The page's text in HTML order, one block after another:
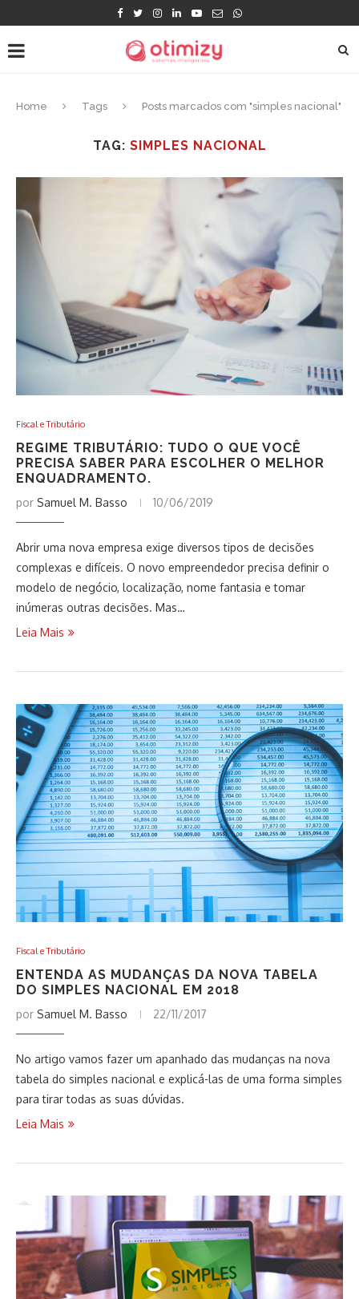
Home Tags Posts marcados com "simples nacional"
TAG: SIMPLES NACIONAL
Fiscal e Tributário
REGIME TRIBUTÁRIO: TUDO O QUE VOCÊ
PRECISA SABER PARA ESCOLHER O MELHOR
ENQUADRAMENTO.
por Samuel M. Basso 10/06/2019
Abrir uma nova empresa exige diversos tipos de decisões
complexas e difíceis. O novo empreendedor precisa definir o
modelo de negócio, localização, nome fantasia e tomar
inúmeras outras decisões. Mas…
Leia Mais
Fiscal e Tributário
ENTENDA AS MUDANÇAS DA NOVA TABELA
DO SIMPLES NACIONAL EM 2018
por Samuel M. Basso 22/11/2017
No artigo vamos fazer um apanhado das mudanças na nova
tabela do simples nacional e explicá-las de uma forma simples
para tirar todas as suas dúvidas.
Leia Mais